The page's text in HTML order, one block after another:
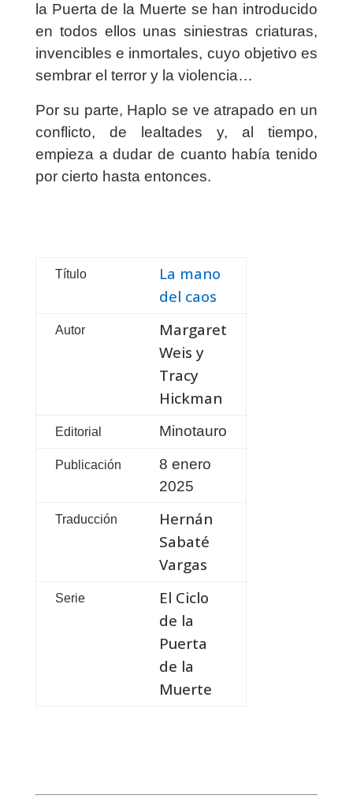
la Puerta de la Muerte se han introducido
en todos ellos unas siniestras criaturas,
invencibles e inmortales, cuyo objetivo es
sembrar el terror y la violencia…
Por su parte, Haplo se ve atrapado en un
conflicto, de lealtades y, al tiempo,
empieza a dudar de cuanto había tenido
por cierto hasta entonces.
Título
La mano
del caos
Autor
Margaret
Weis y
Tracy
Hickman
Editorial Minotauro
Publicación
8 enero
2025
Traducción
Hernán
Sabaté
Vargas
Serie
El Ciclo
de la
Puerta
de la
Muerte